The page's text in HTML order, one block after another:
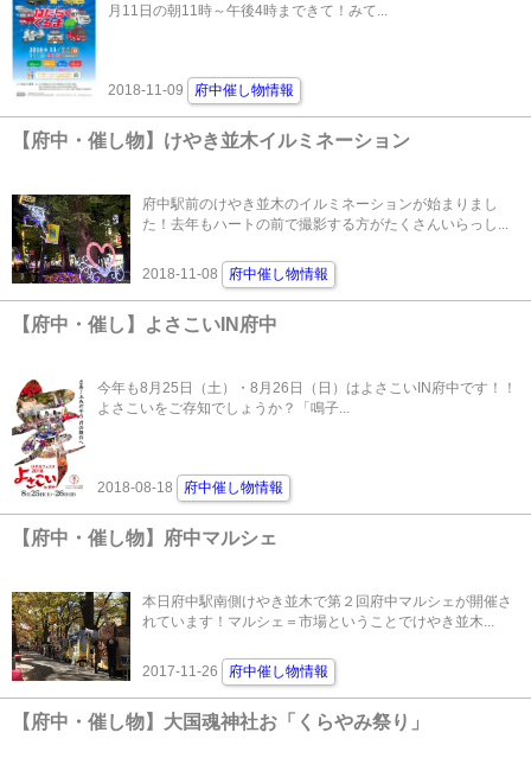
月11日の朝11時～午後4時まできて！みて...
2018-11-09 府中催し物情報
【府中・催し物】けやき並木イルミネーション
府中駅前のけやき並木のイルミネーションが始まりまし
た！去年もハートの前で撮影する方がたくさんいらっし...
2018-11-08 府中催し物情報
【府中・催し】よさこいIN府中
今年も8月25日（土）・8月26日（日）はよさこいIN府中です！！
よさこいをご存知でしょうか？「鳴子...
2018-08-18 府中催し物情報
【府中・催し物】府中マルシェ
本日府中駅南側けやき並木で第２回府中マルシェが開催さ
れています！マルシェ＝市場ということでけやき並木...
2017-11-26 府中催し物情報
【府中・催し物】大国魂神社お「くらやみ祭り」